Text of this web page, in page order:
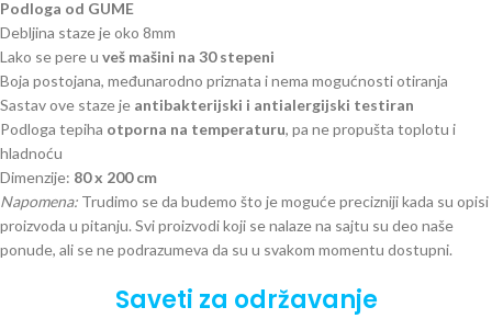
Podloga od GUME
Debljina staze je oko 8mm
Lako se pere u veš mašini na 30 stepeni
Boja postojana, međunarodno priznata i nema mogućnosti otiranja
Sastav ove staze je antibakterijski i antialergijski testiran
Podloga tepiha otporna na temperaturu, pa ne propušta toplotu i
hladnoću
Dimenzije: 80 x 200 cm
Napomena: Trudimo se da budemo što je moguće precizniji kada su opisi
proizvoda u pitanju. Svi proizvodi koji se nalaze na sajtu su deo naše
ponude, ali se ne podrazumeva da su u svakom momentu dostupni.
Saveti za održavanje